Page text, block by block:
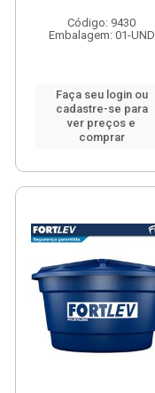
Código: 9430
Embalagem: 01-UND
Faça seu login ou
cadastre-se para
ver preços e
comprar